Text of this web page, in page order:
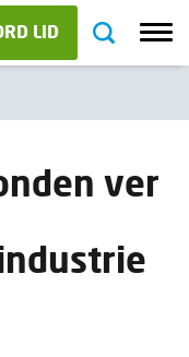
LID
ver